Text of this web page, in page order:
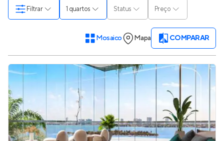
1 quartos Status Preço
Filtrar
Mosaico Mapa COMPARAR